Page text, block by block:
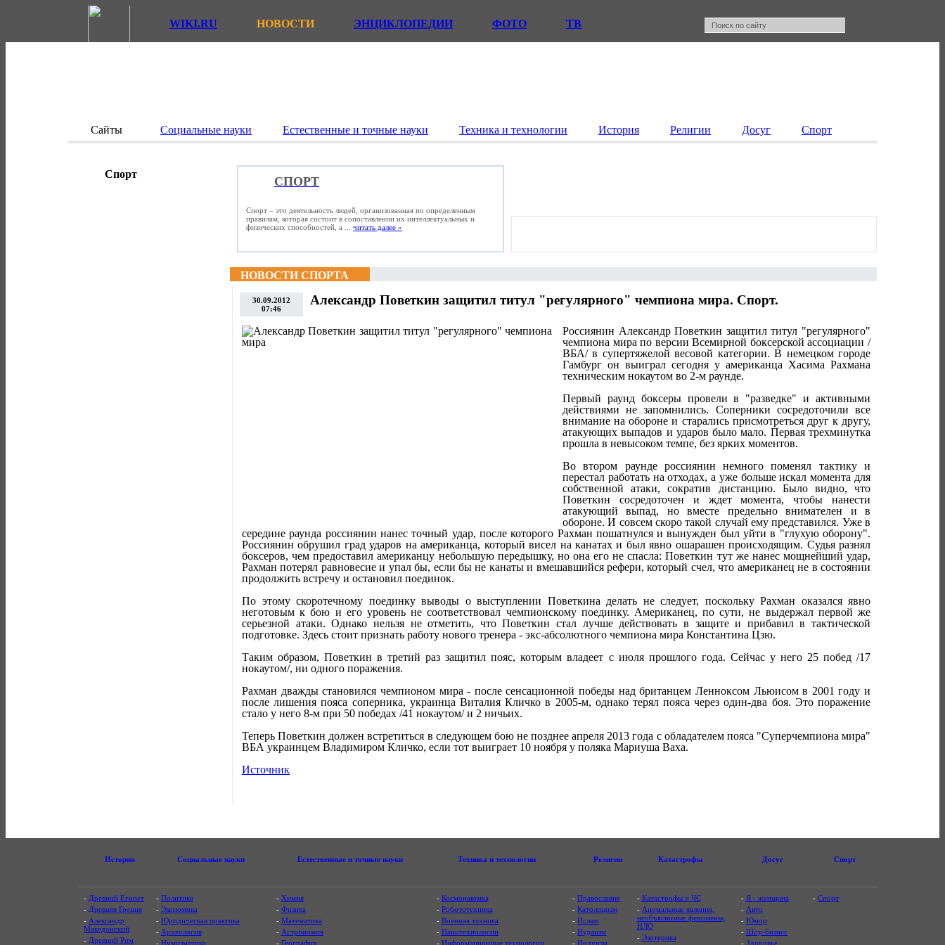
WIKI.RU НОВОСТИ ЭНЦИКЛОПЕДИИ ФОТО ТВ
Сайты Социальные науки Естественные и точные науки Техника и технологии История Религии Досуг Спорт
Спорт
СПОРТ
Спорт – это деятельность людей, организованная по определенным
правилам, которая состоит в сопоставлении их интеллектуальных и
физических способностей, а ... читать далее »
НОВОСТИ СПОРТА
30.09.2012
07:46
Александр Поветкин защитил титул "регулярного" чемпиона мира. Спорт.
Россиянин Александр Поветкин защитил титул "регулярного"
чемпиона мира по версии Всемирной боксерской ассоциации /
ВБА/ в супертяжелой весовой категории. В немецком городе
Гамбург он выиграл сегодня у американца Хасима Рахмана
техническим нокаутом во 2-м раунде.
Первый раунд боксеры провели в "разведке" и активными
действиями не запомнились. Соперники сосредоточили все
внимание на обороне и старались присмотреться друг к другу,
атакующих выпадов и ударов было мало. Первая трехминутка
прошла в невысоком темпе, без ярких моментов.
Во втором раунде россиянин немного поменял тактику и
перестал работать на отходах, а уже больше искал момента для
собственной атаки, сократив дистанцию. Было видно, что
Поветкин сосредоточен и ждет момента, чтобы нанести
атакующий выпад, но вместе предельно внимателен и в
обороне. И совсем скоро такой случай ему представился. Уже в
середине раунда россиянин нанес точный удар, после которого Рахман пошатнулся и вынужден был уйти в "глухую оборону".
Россиянин обрушил град ударов на американца, который висел на канатах и был явно ошарашен происходящим. Судья разнял
боксеров, чем предоставил американцу небольшую передышку, но она его не спасла: Поветкин тут же нанес мощнейший удар,
Рахман потерял равновесие и упал бы, если бы не канаты и вмешавшийся рефери, который счел, что американец не в состоянии
продолжить встречу и остановил поединок.
По этому скоротечному поединку выводы о выступлении Поветкина делать не следует, поскольку Рахман оказался явно
неготовым к бою и его уровень не соответствовал чемпионскому поединку. Американец, по сути, не выдержал первой же
серьезной атаки. Однако нельзя не отметить, что Поветкин стал лучше действовать в защите и прибавил в тактической
подготовке. Здесь стоит признать работу нового тренера - экс-абсолютного чемпиона мира Константина Цзю.
Таким образом, Поветкин в третий раз защитил пояс, которым владеет с июля прошлого года. Сейчас у него 25 побед /17
нокаутом/, ни одного поражения.
Рахман дважды становился чемпионом мира - после сенсационной победы над британцем Ленноксом Льюисом в 2001 году и
после лишения пояса соперника, украинца Виталия Кличко в 2005-м, однако терял пояса через один-два боя. Это поражение
стало у него 8-м при 50 победах /41 нокаутом/ и 2 ничьих.
Теперь Поветкин должен встретиться в следующем бою не позднее апреля 2013 года с обладателем пояса "Суперчемпиона мира"
ВБА украинцем Владимиром Кличко, если тот выиграет 10 ноября у поляка Мариуша Ваха.
Источник
История Социальные науки Естественные и точные науки Техника и технологии Религии Катастрофы Досуг Спорт
- Древний Египет
- Древняя Греция
- Александр
Македонский
- Древний Рим
- Политика
- Экономика
- Юридическая практика
- Археология
- Нумизматика
- Химия
- Физика
- Математика
- Астрономия
- География
- Космонавтика
- Робототехника
- Военная техника
- Нанотехнологии
- Информационные технологии
-Православие
-Католицизм
-Ислам
-Иудаизм
-Индуизм
- Катастрофы и ЧС
- Аномальные явления,
необъяснимые феномены,
НЛО
- Эзотерика
- Я - женщина
- Авто
- Юмор
- Шоу-бизнес
- Здоровье
-Спорт